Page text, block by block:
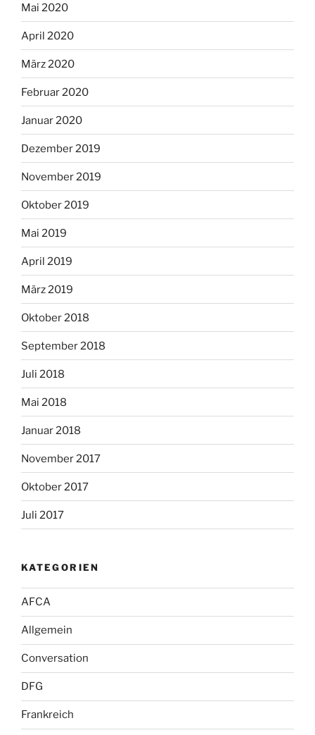
Mai 2020
April 2020
März 2020
Februar 2020
Januar 2020
Dezember 2019
November 2019
Oktober 2019
Mai 2019
April 2019
März 2019
Oktober 2018
September 2018
Juli 2018
Mai 2018
Januar 2018
November 2017
Oktober 2017
Juli 2017
KATEGORIEN
AFCA
Allgemein
Conversation
DFG
Frankreich